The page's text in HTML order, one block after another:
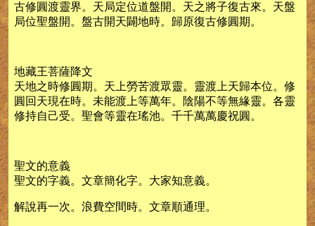
古修圓渡靈界。天局定位道盤開。天之將子復古來。天盤
局位聖盤開。盤古開天闢地時。歸原復古修圓期。
地藏王菩薩降文
天地之時修圓期。天上勞苦渡眾靈。靈渡上天歸本位。修
圓回天現在時。未能渡上等萬年。陰陽不等無緣靈。各靈
修持自己受。聖會等靈在瑤池。千千萬萬慶祝圓。
聖文的意義
聖文的字義。文章簡化字。大家知意義。
解說再一次。浪費空間時。文章順通理。